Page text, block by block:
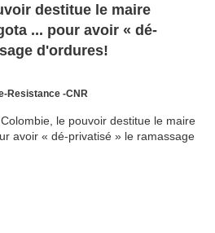
destitue le maire
... pour avoir « dé-
d'ordures!
Resistance -CNR